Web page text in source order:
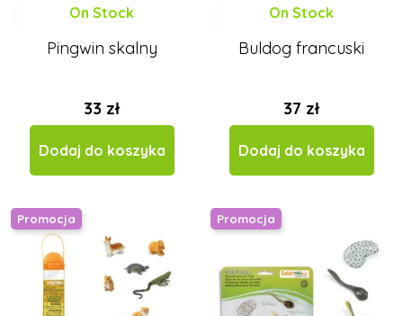
On Stock
Pingwin skalny
33 zł
Dodaj do koszyka
On Stock
Buldog francuski
37 zł
Dodaj do koszyka
Promocja Promocja